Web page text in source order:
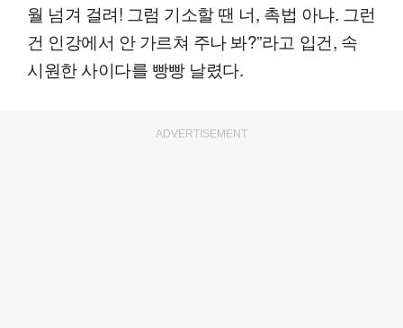
월 넘겨 걸려! 그럼 기소할 땐 너, 촉법 아냐. 그런
건 인강에서 안 가르쳐 주나 봐?”라고 입건, 속
시원한 사이다를 빵빵 날렸다.
ADVERTISEMENT